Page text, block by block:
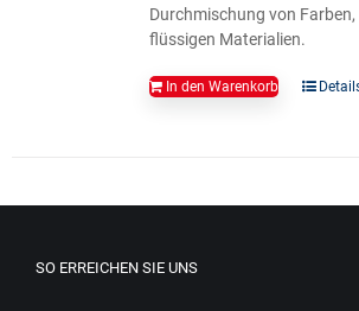
Durchmischung von
flüssigen Materialien.
In den Warenkorb
SO ERREICHEN SIE UNS